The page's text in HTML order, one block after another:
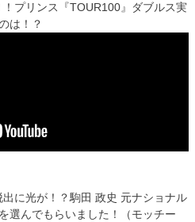
プリンス『TOUR100』ダブルス実
は！？
に光が！？駒田 政史 元ナショナル
選んでもらいました！（モッチー